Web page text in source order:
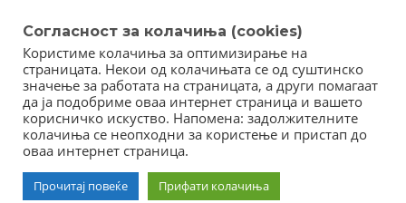
Copyright © 2018 - Member of IAB Macedonia
Member of Clip Media Group / 2017
Согласност за колачиња (cookies)
Користиме колачиња за оптимизирање на
страницата. Некои од колачињата се од суштинско
значење за работата на страницата, а други помагаат
да ја подобриме оваа интернет страница и вашето
корисничко искуство. Напомена: задолжителните
колачиња се неопходни за користење и пристап до
оваа интернет страница.
Прочитај повеќе Прифати колачиња